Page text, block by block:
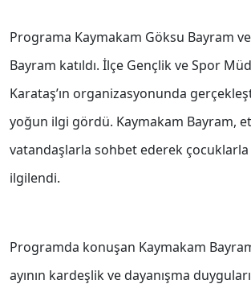
Programa Kaymakam Göksu Bayram
Bayram katıldı. İlçe Gençlik ve Spor
Karataş’ın organizasyonunda
yoğun ilgi gördü. Kaymakam Bayram,
vatandaşlarla sohbet ederek çocuklarla
ilgilendi.
Programda konuşan Kaymakam
ayının kardeşlik ve dayanışma